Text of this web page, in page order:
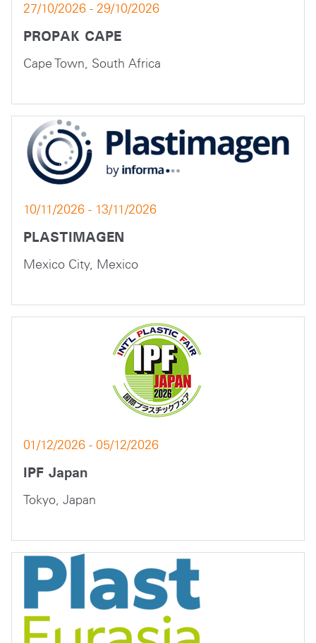
PROPAK CAPE
27/10/2026 - 29/10/2026
Cape Town, South Africa
PLASTIMAGEN
10/11/2026 - 13/11/2026
Mexico City, Mexico
IPF Japan
01/12/2026 - 05/12/2026
Tokyo, Japan